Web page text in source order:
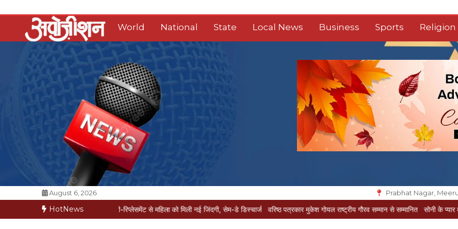
to
content
World National State Local News Business Sports Religion
Opposition Digital
August 6, 2026 Prabhat Nagar,
HotNews
मौत की कगार पर मैक्स में नी-रिप्लेसमेंट से महिला को मिली नई जिंदगी, सेम-डे डिस्चार्ज वरिष्ठ पत्रकार मुकेश गोयल राष्ट्रीय गौरव सम्मान से सम्मानित सोनी के प्यार में दीवानी सीता